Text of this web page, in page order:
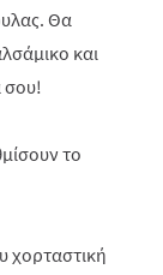
Θα
και
σου!
χορταστική